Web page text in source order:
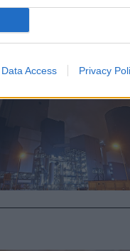
Data Access Privacy